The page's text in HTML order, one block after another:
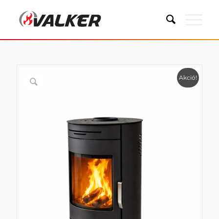
Akció!